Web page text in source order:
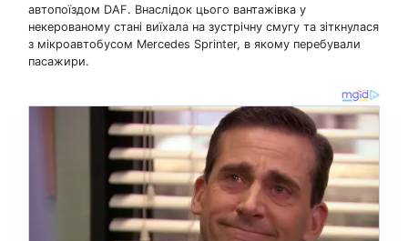
автопоїздом DAF. Внаслідок цього вантажівка у
некерованому стані виїхала на зустрічну смугу та зіткнулася
з мікроавтобусом Mercedes Sprinter, в якому перебували
пасажири.